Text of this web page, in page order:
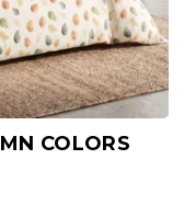
COLORS